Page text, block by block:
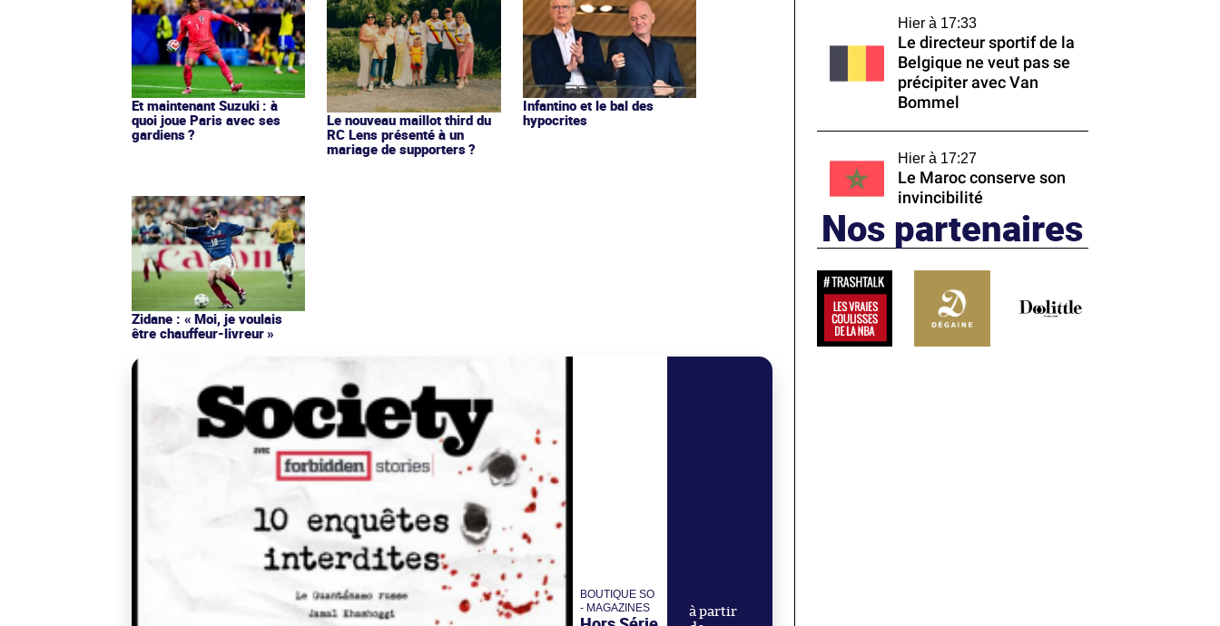
Et maintenant Suzuki : à
quoi joue Paris avec ses
gardiens ?
Le nouveau maillot third du
RC Lens présenté à un
mariage de supporters ?
Infantino et le bal des
hypocrites
Zidane : « Moi, je voulais
être chauffeur-livreur »
BOUTIQUE SO
- MAGAZINES
à partir
Hier à 17:33
Le directeur sportif de la
Belgique ne veut pas se
précipiter avec Van
Bommel
Hier à 17:27
Le Maroc conserve son
invincibilité
Nos partenaires